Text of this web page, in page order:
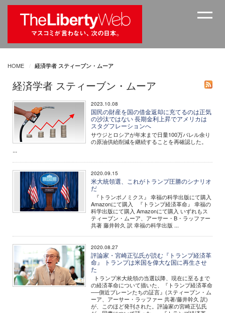
HOME 経済学者 スティーブン・ムーア
経済学者 スティーブン・ムーア
2023.10.08
国民の財産を国の借金返却に充てるのは正気
の沙汰ではない 長期金利上昇でアメリカは
スタグフレーションへ
サウジとロシアが年末まで日量100万バレル余り
の原油供給削減を継続することを再確認した。
...
2020.09.15
米大統領選、これがトランプ圧勝のシナリオ
だ
『トランポノミクス』 幸福の科学出版にて購入
Amazonにて購入 『トランプ経済革命』 幸福の
科学出版にて購入 Amazonにて購入 いずれもス
ティーブン・ムーア、アーサー・B・ラッファー
共著 藤井幹久 訳 幸福の科学出版 ...
2020.08.27
評論家・宮崎正弘氏が読む『トランプ経済革
命』 トランプは米国を偉大な国に再生させ
た
トランプ米大統領の当選以降、現在に至るまで
の経済革命について描いた、『トランプ経済革命
──側近ブレーンたちの証言』(スティーブン・ム
ーア、アーサー・ラッファー 共著/藤井幹久 訳)
が、このほど発刊された。評論家の宮崎正弘氏